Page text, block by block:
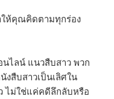
ห้คุณคิดตามทุกร่อง
ไลน์ แนวสืบสาว พวก
งสืบสาวเป็นเลิศใน
ไม่ใช่แค่คดีลึกลับหรือ